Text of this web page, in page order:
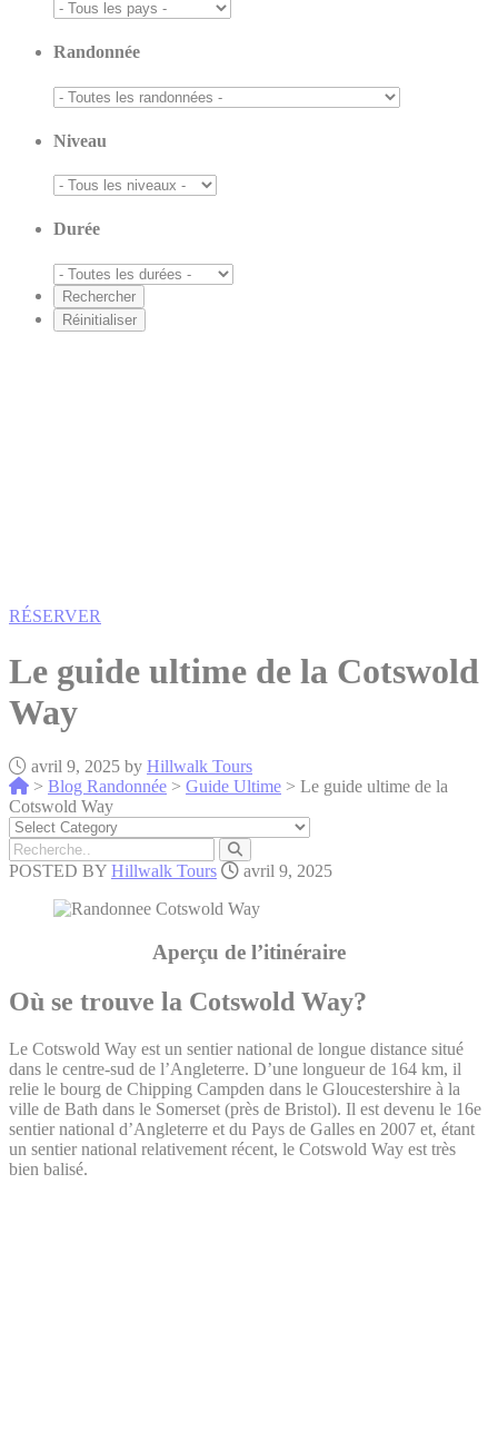
Randonnée
Niveau
Durée
RÉSERVER
Le guide ultime de la Cotswold
Way
avril 9, 2025 by Hillwalk Tours
> Blog Randonnée > Guide Ultime > Le guide ultime de la
Cotswold Way
POSTED BY Hillwalk Tours avril 9, 2025
Aperçu de l’itinéraire
Où se trouve la Cotswold Way?
Le Cotswold Way est un sentier national de longue distance situé
dans le centre-sud de l’Angleterre. D’une longueur de 164 km, il
relie le bourg de Chipping Campden dans le Gloucestershire à la
ville de Bath dans le Somerset (près de Bristol). Il est devenu le 16e
sentier national d’Angleterre et du Pays de Galles en 2007 et, étant
un sentier national relativement récent, le Cotswold Way est très
bien balisé.